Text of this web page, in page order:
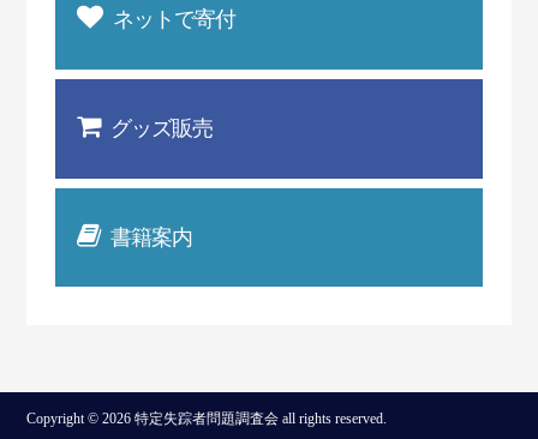
ネットで寄付
グッズ販売
書籍案内
Copyright © 2026 特定失踪者問題調査会 all rights reserved.